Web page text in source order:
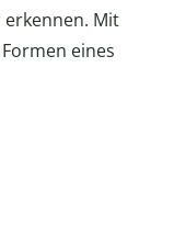
erkennen. Mit
eines